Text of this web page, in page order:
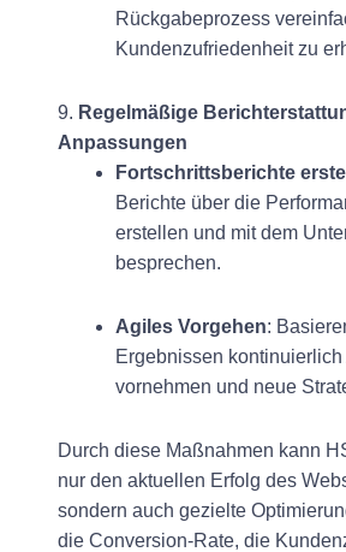
Rückgabeprozess
Kundenzufriedenheit zu
9. Regelmäßige
Anpassungen
Fortschrittsberichte
Berichte über die
erstellen und mit dem
besprechen.
Agiles Vorgehen:
Ergebnissen
vornehmen und neue
Durch diese Maßnahmen kann
nur den aktuellen Erfolg des
sondern auch gezielte
die Conversion-Rate, die